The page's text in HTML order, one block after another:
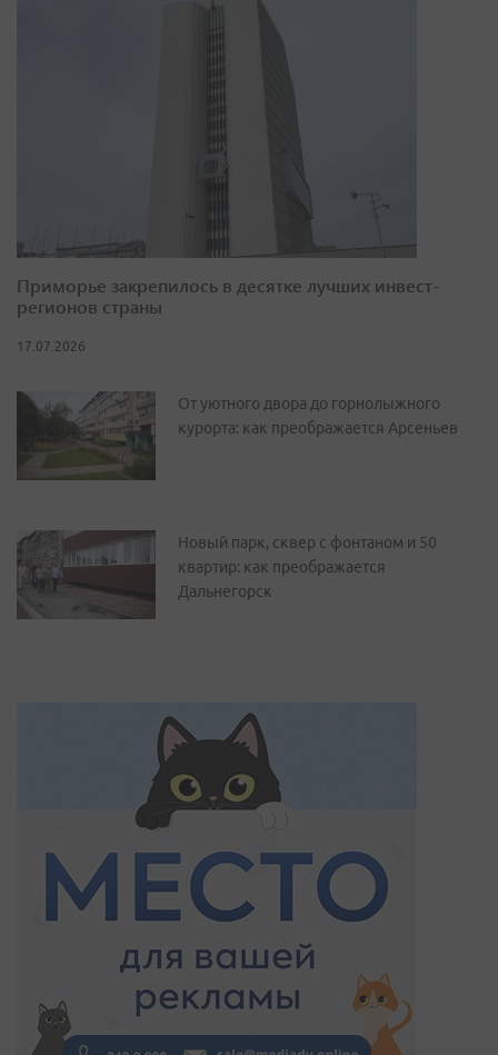
Приморье закрепилось в десятке лучших инвест-
регионов страны
17.07.2026
От уютного двора до горнолыжного
курорта: как преображается Арсеньев
Новый парк, сквер с фонтаном и 50
квартир: как преображается
Дальнегорск